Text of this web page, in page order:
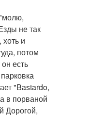
не так
и
потом
есть
"Bastardo,
в порваной
Дорогой,